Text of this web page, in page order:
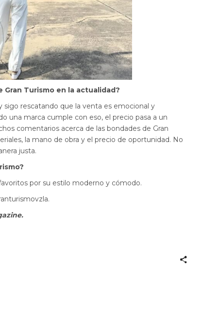
Gran Turismo en la actualidad?
sigo rescatando que la venta es emocional y
una marca cumple con eso, el precio pasa a un
comentarios acerca de las bondades de Gran
la mano de obra y el precio de oportunidad. No
justa.
por su estilo moderno y cómodo.